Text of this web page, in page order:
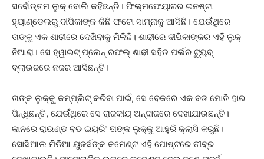
ସର୍ବୋତ୍ତମ ଲୁକ୍ ବୋଲି କହିଛନ୍ତି। ଫିଲ୍ମଫେୟାରର ଇନଷ୍ଟା
ହ୍ୟାଣ୍ଡେଲରୁ ଦୀପିକାଙ୍କ କିଛି ଫଟୋ ସାମ୍ନାକୁ ଆସିଛି। ଯେଉଁଥିରେ
ତାଙ୍କୁ ଏକ ଶାଢୀରେ ଦେଖିବାକୁ ମିଳିଛି। ଶାଢୀରେ ଦୀପିକାଙ୍କର ଏହି ଲୁକ୍
ନିଆରା। ସେ ହ୍ୱାଇଟ୍ ପ୍ଲେନ୍ ରଫଲ୍ ଶାଢୀ ସହିତ ପର୍ଲର ଟ୍ୟୁବ୍
ବ୍ଲାଉଜରେ ନଜର ଆସିଛନ୍ତି।
ତାଙ୍କ ଲୁକ୍‌କୁ କମ୍ପ୍ଲିଟ୍ କରିବା ପାଇଁ, ସେ ବେକରେ ଏକ ବଡ ମୋତି ହାର
ପିନ୍ଧିଛନ୍ତି, ଯେଉଁଥିରେ ସେ ରାଜକୀୟ ଅନ୍ଦାଜରେ ଦେଖାଯାଉଛନ୍ତି।
କାନରେ ରାଉଣ୍ଡ ବଡ ଇୟରିଂ ତାଙ୍କ ଲୁକ୍‌କୁ ଆହୁରି କ୍ଲାସି କରୁଛି।
ସୋସିଆଲ ମିଡିଆ ୟୁଜର୍ସଙ୍କ କମେଣ୍ଟ ଏହି ପୋଷ୍ଟରେ ତୀବ୍ର